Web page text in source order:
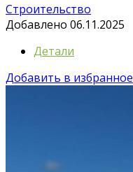
Строительство
Добавлено 06.11.2025
Детали
Добавить в избранное